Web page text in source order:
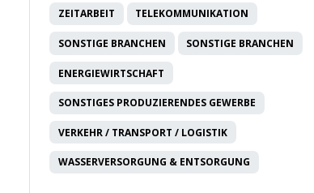
ZEITARBEIT TELEKOMMUNIKATION
SONSTIGE BRANCHEN SONSTIGE BRANCHEN
ENERGIEWIRTSCHAFT
SONSTIGES PRODUZIERENDES GEWERBE
VERKEHR / TRANSPORT / LOGISTIK
WASSERVERSORGUNG & ENTSORGUNG